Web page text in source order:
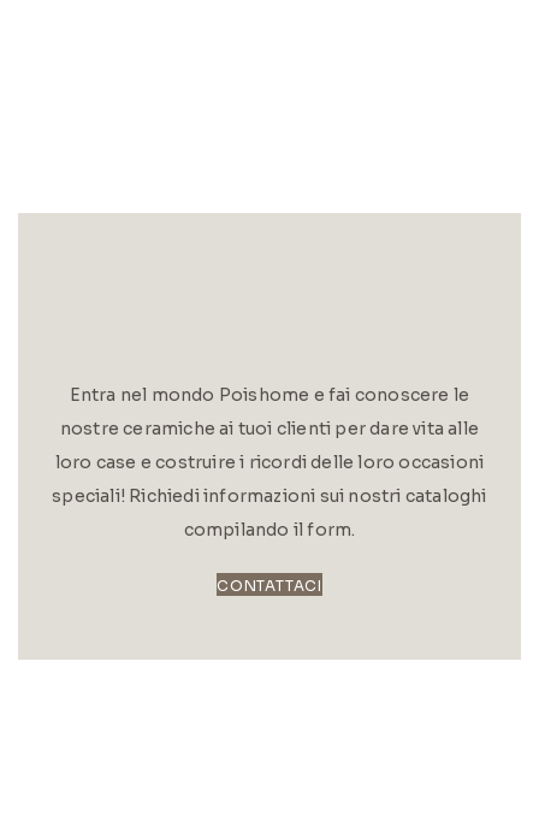
Entra nel mondo Poishome e fai conoscere le
nostre ceramiche ai tuoi clienti per dare vita alle
loro case e costruire i ricordi delle loro occasioni
speciali! Richiedi informazioni sui nostri cataloghi
compilando il form.
CONTATTACI